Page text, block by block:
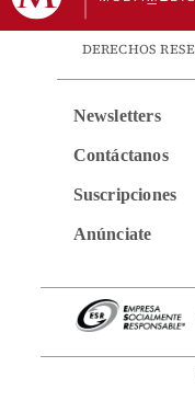
DERECHOS
Newsletters
Contáctanos
Suscripciones
Anúnciate